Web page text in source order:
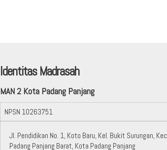
Identitas Madrasah
MAN 2 Kota Padang Panjang
NPSN 10263751
Jl. Pendidikan No. 1, Koto Baru, Kel. Bukit Surungan, Kec.
Padang Panjang Barat, Kota Padang Panjang